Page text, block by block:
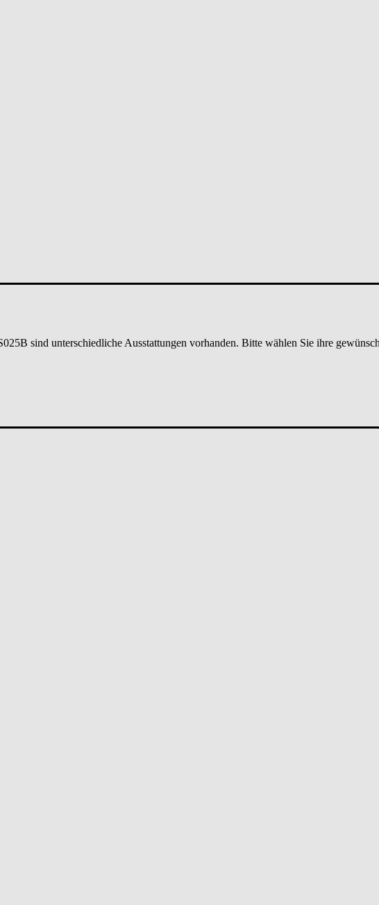
sind unterschiedliche Ausstattungen vorhanden. Bitte wählen Sie ihre